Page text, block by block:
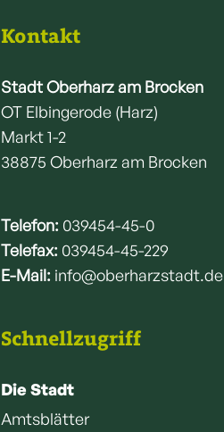
Kontakt
Stadt Oberharz am Brocken
OT Elbingerode (Harz)
Markt 1-2
38875 Oberharz am Brocken
Telefon: 039454-45-0
Telefax: 039454-45-229
E-Mail: info@oberharzstadt.de
Schnellzugriff
Die Stadt
Amtsblätter